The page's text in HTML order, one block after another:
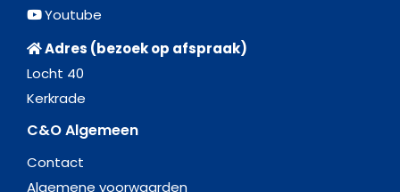
Youtube
Adres (bezoek op afspraak)
Locht 40
Kerkrade
C&O Algemeen
Contact
Algemene voorwaarden